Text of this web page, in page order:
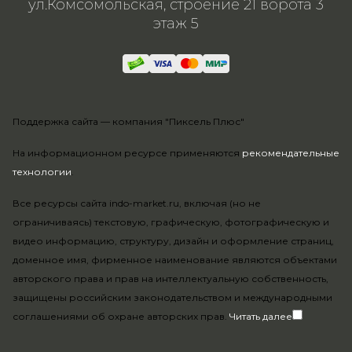
На информационном ресурсе применяются рекомендательные
технологии.
Все ресурсы сайта indo-market.ru, включая (но не
ограничиваясь) текстовую, графическую, фотографическую и
видео информацию, структуру, дизайн и оформление страниц,
доменное имя, фирменное наименование являются объектами
авторского права и прав на интеллектуальную собственность,
защищены российским законодательством и международными
соглашениями об охране авторских прав. Читать далее
ул.Комсомольская, строение 21 ворота 3
этаж 5
Поддержка сайта — компания "Пиксель Плюс"